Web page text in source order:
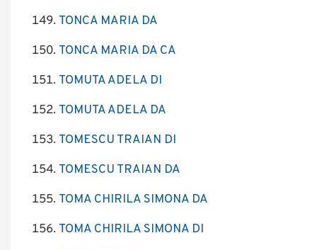
TONCA MARIA DA
TONCA MARIA DA CA
TOMUTA ADELA DI
TOMUTA ADELA DA
TOMESCU TRAIAN DI
TOMESCU TRAIAN DA
TOMA CHIRILA SIMONA DA
TOMA CHIRILA SIMONA DI